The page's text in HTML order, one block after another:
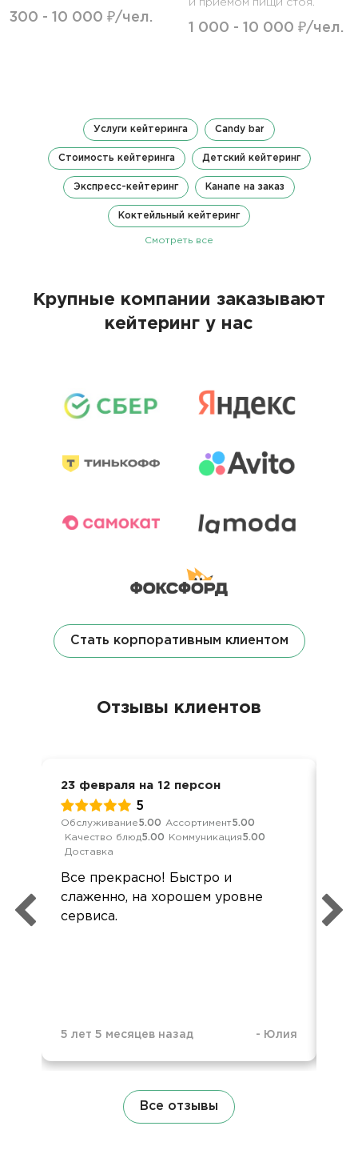
300 - 10 000 ₽/чел.
и приемом пищи стоя.
1 000 - 10 000 ₽/чел.
Услуги кейтеринга Candy bar
Стоимость кейтеринга Детский кейтеринг
Экспресс-кейтеринг Канапе на заказ
Коктейльный кейтеринг
Смотреть все
Крупные компании заказывают
кейтеринг у нас
Стать корпоративным клиентом
Отзывы клиентов
23 февраля на 12 персон
5
Обслуживание5.00 Ассортимент5.00
Качество блюд5.00 Коммуникация5.00
Доставка
Все прекрасно! Быстро и
слаженно, на хорошем уровне
сервиса.
5 лет 5 месяцев назад - Юлия
на
Все отзывы